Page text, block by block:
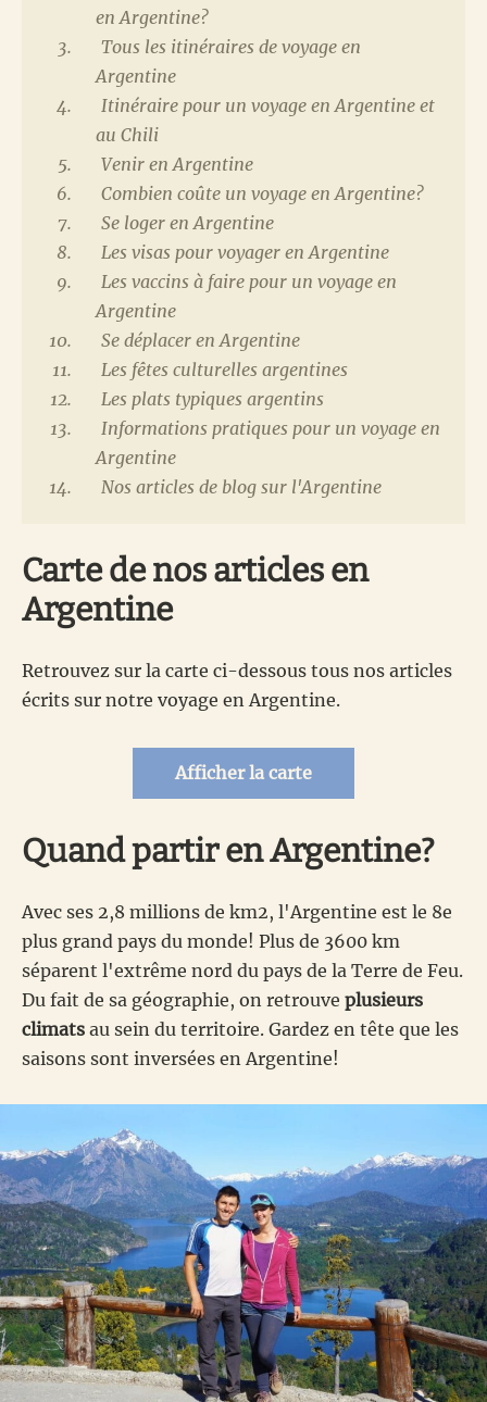
en Argentine?
Tous les itinéraires de voyage en
Argentine
Itinéraire pour un voyage en Argentine et
au Chili
Venir en Argentine
Combien coûte un voyage en Argentine?
Se loger en Argentine
Les visas pour voyager en Argentine
Les vaccins à faire pour un voyage en
Argentine
Se déplacer en Argentine
Les fêtes culturelles argentines
Les plats typiques argentins
Informations pratiques pour un voyage en
Argentine
Nos articles de blog sur l'Argentine
Carte de nos articles en
Argentine
Retrouvez sur la carte ci-dessous tous nos articles
écrits sur notre voyage en Argentine.
Afficher la carte
Quand partir en Argentine?
Avec ses 2,8 millions de km2, l'Argentine est le 8e
plus grand pays du monde! Plus de 3600 km
séparent l'extrême nord du pays de la Terre de Feu.
Du fait de sa géographie, on retrouve plusieurs
climats au sein du territoire. Gardez en tête que les
saisons sont inversées en Argentine!